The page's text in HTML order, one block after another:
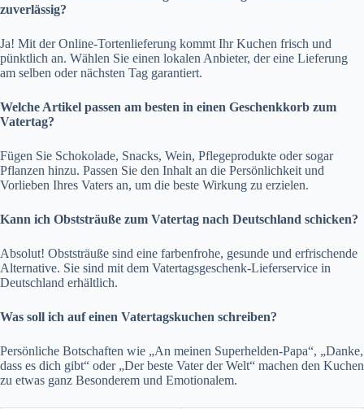
zuverlässig?
Ja! Mit der Online-Tortenlieferung kommt Ihr Kuchen frisch und
pünktlich an. Wählen Sie einen lokalen Anbieter, der eine Lieferung
am selben oder nächsten Tag garantiert.
Welche Artikel passen am besten in einen Geschenkkorb zum
Vatertag?
Fügen Sie Schokolade, Snacks, Wein, Pflegeprodukte oder sogar
Pflanzen hinzu. Passen Sie den Inhalt an die Persönlichkeit und
Vorlieben Ihres Vaters an, um die beste Wirkung zu erzielen.
Kann ich Obststräuße zum Vatertag nach Deutschland schicken?
Absolut! Obststräuße sind eine farbenfrohe, gesunde und erfrischende
Alternative. Sie sind mit dem Vatertagsgeschenk-Lieferservice in
Deutschland erhältlich.
Was soll ich auf einen Vatertagskuchen schreiben?
Persönliche Botschaften wie „An meinen Superhelden-Papa“, „Danke,
dass es dich gibt“ oder „Der beste Vater der Welt“ machen den Kuchen
zu etwas ganz Besonderem und Emotionalem.